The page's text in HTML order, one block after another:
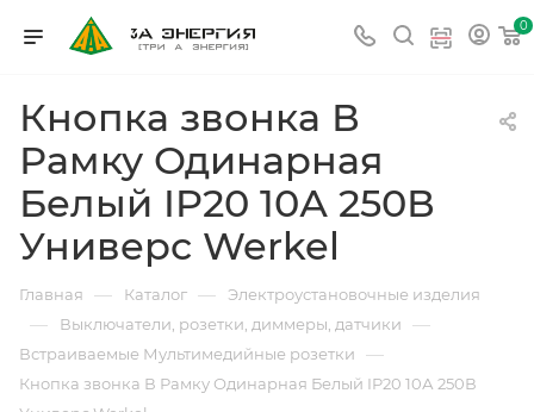
0
Кнопка звонка В
Рамку Одинарная
Белый IP20 10А 250В
Универс Werkel
Главная — Каталог — Электроустановочные изделия
— Выключатели, розетки, диммеры, датчики —
Встраиваемые Мультимедийные розетки —
Кнопка звонка В Рамку Одинарная Белый IP20 10А 250В